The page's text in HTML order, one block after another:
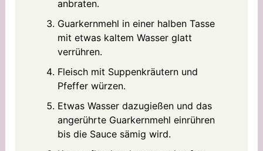
anbraten.
Guarkernmehl in einer halben Tasse
mit etwas kaltem Wasser glatt
verrühren.
Fleisch mit Suppenkräutern und
Pfeffer würzen.
Etwas Wasser dazugießen und das
angerührte Guarkernmehl einrühren
bis die Sauce sämig wird.